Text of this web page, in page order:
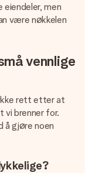
eiendeler, men
være nøkkelen
vennlige
rett etter at
vi brenner for.
å gjøre noen